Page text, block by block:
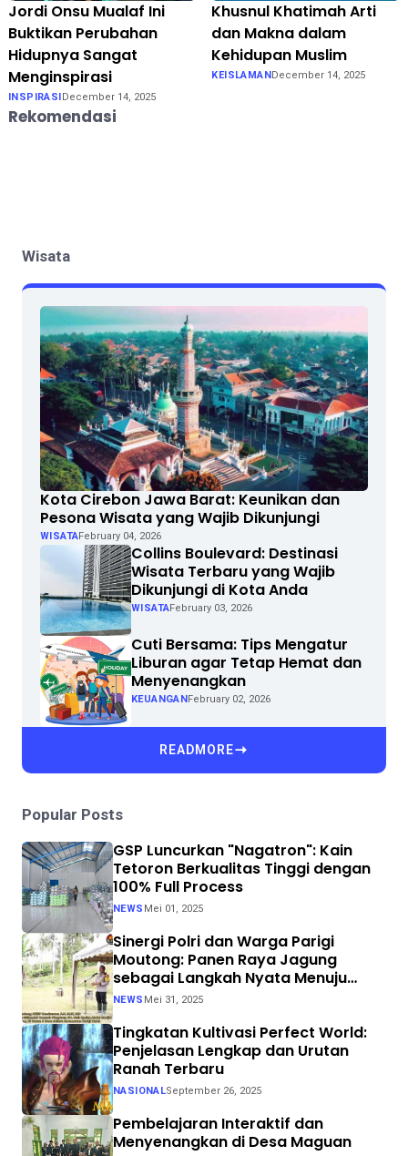
Jordi Onsu Mualaf Ini
Buktikan Perubahan
Hidupnya Sangat
Menginspirasi
INSPIRASIDecember 14, 2025
Khusnul Khatimah Arti
dan Makna dalam
Kehidupan Muslim
KEISLAMANDecember 14, 2025
Rekomendasi
Wisata
Kota Cirebon Jawa Barat: Keunikan dan
Pesona Wisata yang Wajib Dikunjungi
WISATAFebruary 04, 2026
Collins Boulevard: Destinasi
Wisata Terbaru yang Wajib
Dikunjungi di Kota Anda
WISATAFebruary 03, 2026
Cuti Bersama: Tips Mengatur
Liburan agar Tetap Hemat dan
Menyenangkan
KEUANGANFebruary 02, 2026
READMORE
Popular Posts
GSP Luncurkan "Nagatron": Kain
Tetoron Berkualitas Tinggi dengan
100% Full Process
NEWS Mei 01, 2025
Sinergi Polri dan Warga Parigi
Moutong: Panen Raya Jagung
sebagai Langkah Nyata Menuju
Swasembada Pangan
NEWS Mei 31, 2025
Tingkatan Kultivasi Perfect World:
Penjelasan Lengkap dan Urutan
Ranah Terbaru
NASIONALSeptember 26, 2025
Pembelajaran Interaktif dan
Menyenangkan di Desa Maguan